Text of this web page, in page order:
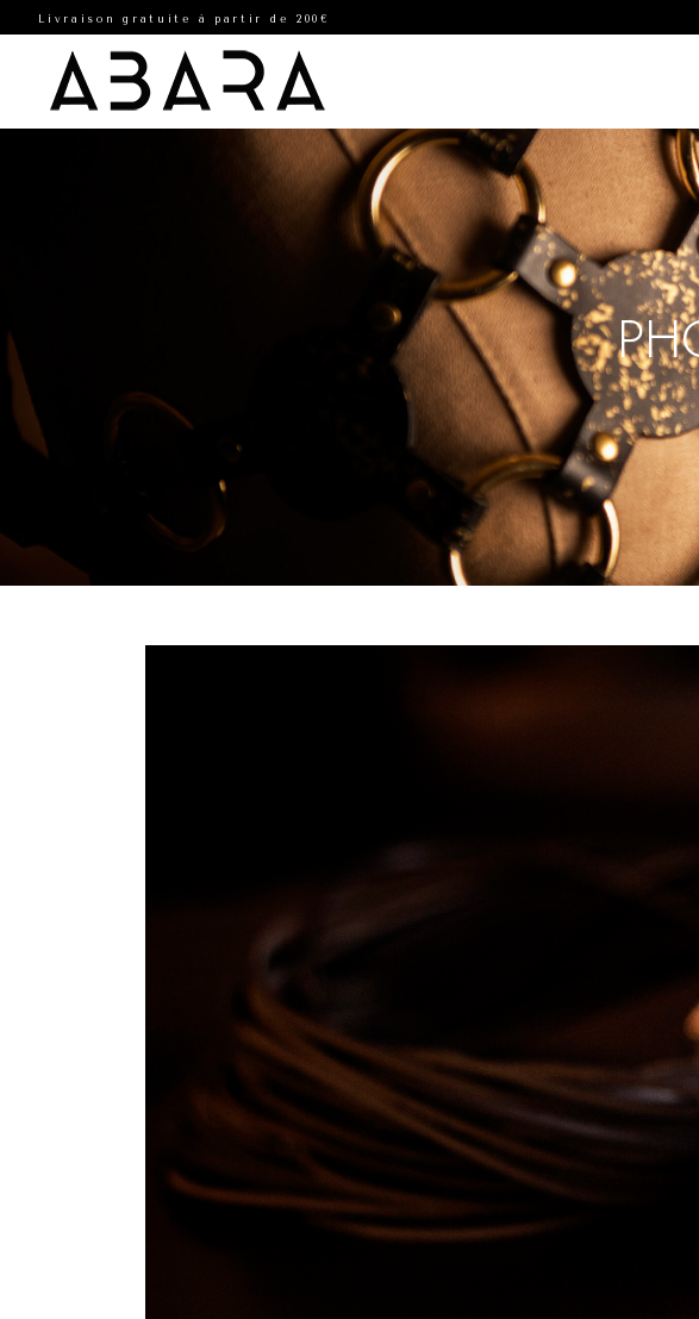
Livraison gratuite à partir de 200€